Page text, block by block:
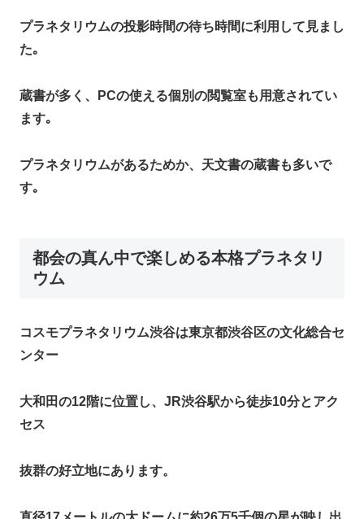
プラネタリウムの投影時間の待ち時間に利用して見まし
た｡
蔵書が多く、PCの使える個別の閲覧室も用意されてい
ます｡
プラネタリウムがあるためか、天文書の蔵書も多いで
す｡
都会の真ん中で楽しめる本格プラネタリ
ウム
コスモプラネタリウム渋谷は東京都渋谷区の文化総合セ
ンター
大和田の12階に位置し、JR渋谷駅から徒歩10分とアク
セス
抜群の好立地にあります。